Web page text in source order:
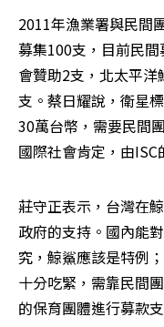
2011年漁業署與民間
募集100支，目前民
會贊助2支，北太平
支。蔡日耀說，衛星
30萬台幣，需要民間
國際社會肯定，由ISC
莊守正表示，台灣在
政府的支持。國內能
究，鯨鯊應該是特例
十分吃緊，需靠民間
的保育團體進行募款